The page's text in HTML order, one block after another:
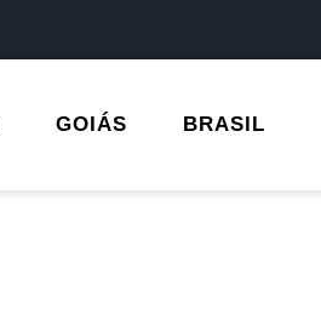
GOIÁS BRASIL